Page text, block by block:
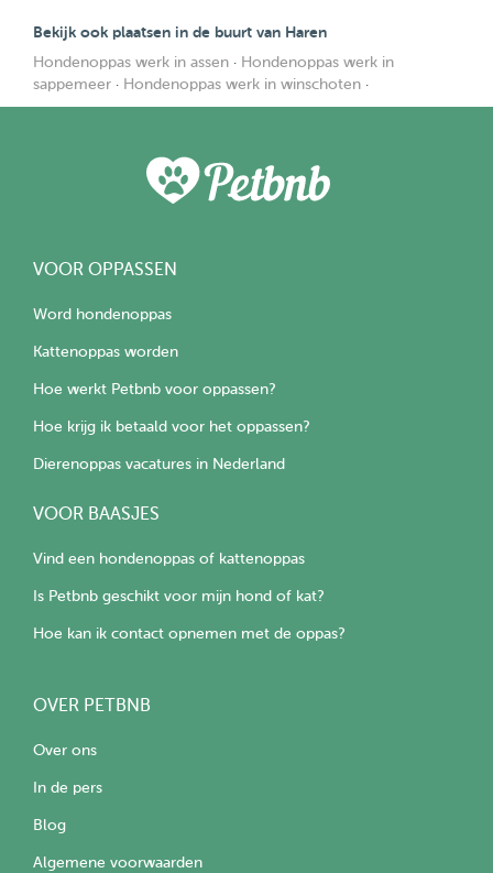
Bekijk ook plaatsen in de buurt van Haren
Hondenoppas werk in assen · Hondenoppas werk in
sappemeer · Hondenoppas werk in winschoten ·
VOOR OPPASSEN
Word hondenoppas
Kattenoppas worden
Hoe werkt Petbnb voor oppassen?
Hoe krijg ik betaald voor het oppassen?
Dierenoppas vacatures in Nederland
VOOR BAASJES
Vind een hondenoppas of kattenoppas
Is Petbnb geschikt voor mijn hond of kat?
Hoe kan ik contact opnemen met de oppas?
OVER PETBNB
Over ons
In de pers
Blog
Algemene voorwaarden